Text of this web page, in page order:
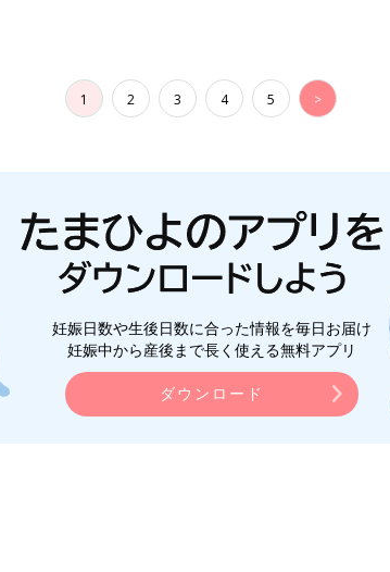
1 2 3 4 5 >
妊娠日数や生後日数に合った情報を毎日お届け
妊娠中から産後まで長く使える無料アプリ
ダウンロード